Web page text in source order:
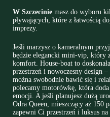
W Szczecinie masz do wyboru
pływających, które z łatwością
imprezy.
Jeśli marzysz o kameralnym
będzie elegancki mini-vip, który
komfort. House-boat to
przestrzeń i nowoczesny design
można swobodnie bawić się i
polecamy motorówkę, która
emocji. A jeśli planujesz dużą
Odra Queen, mieszczący aż 150
zapewni Ci przestrzeń i luksus